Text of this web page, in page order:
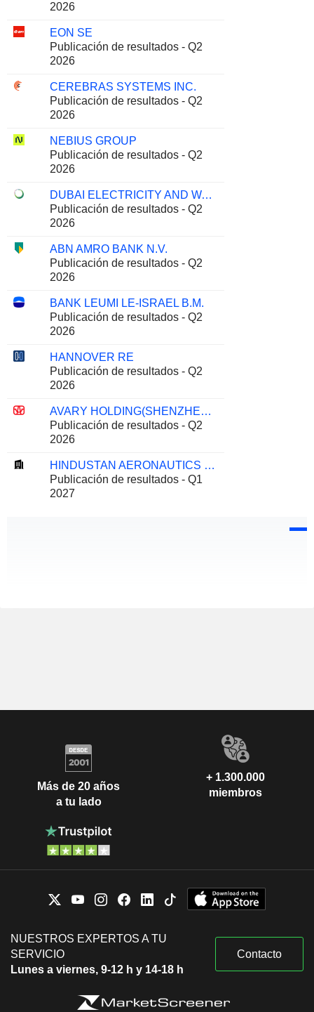
2026
EON SE
Publicación de resultados - Q2
2026
CEREBRAS SYSTEMS INC.
Publicación de resultados - Q2
2026
NEBIUS GROUP
Publicación de resultados - Q2
2026
DUBAI ELECTRICITY AND WATER AUTHORITY
Publicación de resultados - Q2
2026
ABN AMRO BANK N.V.
Publicación de resultados - Q2
2026
BANK LEUMI LE-ISRAEL B.M.
Publicación de resultados - Q2
2026
HANNOVER RE
Publicación de resultados - Q2
2026
AVARY HOLDING(SHENZHEN)CO., LIMITED
Publicación de resultados - Q2
2026
HINDUSTAN AERONAUTICS LIMITED
Publicación de resultados - Q1
2027
Más de 20 años
a tu lado
+ 1.300.000
miembros
NUESTROS EXPERTOS A TU
SERVICIO
Lunes a viernes, 9-12 h y 14-18 h
Contacto